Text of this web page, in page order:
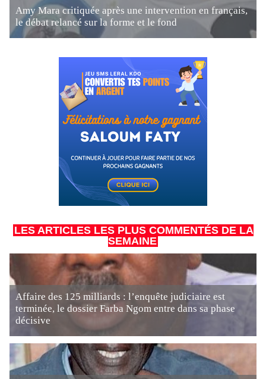
Amy Mara critiquée après une intervention en français,
le débat relancé sur la forme et le fond
LES ARTICLES LES PLUS COMMENTÉS DE LA
SEMAINE
Affaire des 125 milliards : l’enquête judiciaire est
terminée, le dossier Farba Ngom entre dans sa phase
décisive